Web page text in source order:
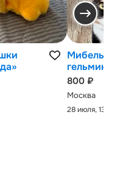
Мибельмакс
гельминтов
800 ₽
Москва
28 июля, 13:00